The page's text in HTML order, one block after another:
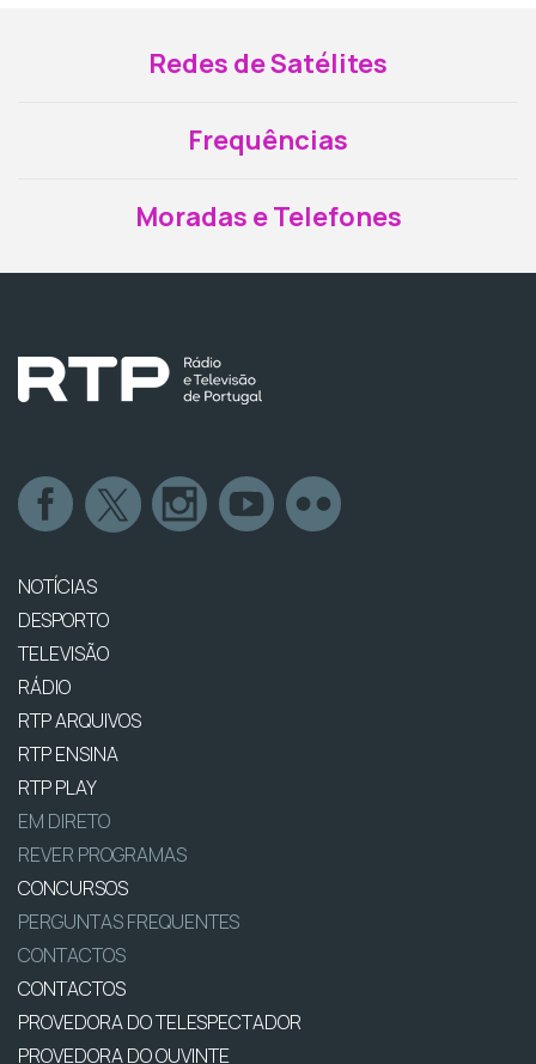
Redes de Satélites
Frequências
Moradas e Telefones
NOTÍCIAS
DESPORTO
TELEVISÃO
RÁDIO
RTP ARQUIVOS
RTP ENSINA
RTP PLAY
EM DIRETO
REVER PROGRAMAS
CONCURSOS
PERGUNTAS FREQUENTES
CONTACTOS
CONTACTOS
PROVEDORA DO TELESPECTADOR
PROVEDORA DO OUVINTE